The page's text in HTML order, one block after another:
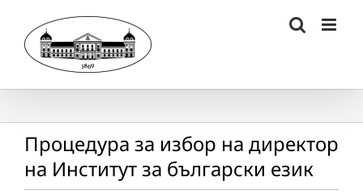
content
Процедура за избор на директор
на Институт за български език